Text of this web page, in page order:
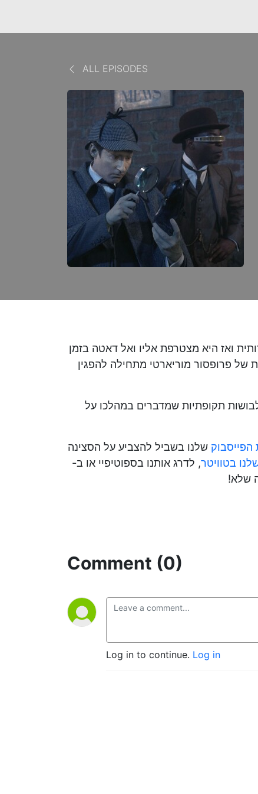
ALL EPISODES
ואז היא מצטרפת אליו ואל דאטה בזמן
ודמותו ההולוגרפית של פרופסור מוריארטי מתחילה להפגין
תקופתיות שמדברים במהלכו על
הפייסבוק שלנו בשביל להצביע על הסצינה
בטוויטר, לדרג אותנו בספוטיפיי או ב-
Comment (0)
Log in to continue. Log in